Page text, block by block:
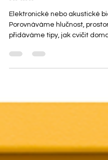
hraní
Elektronické nebo akustické
Porovnáváme hlučnost,